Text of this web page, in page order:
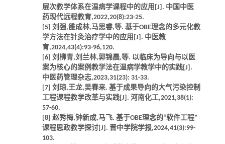
层次教学体系在温病学课程中的应用[J]. 中国中医
药现代远程教育,2022,20(8):23-25.
[5] 刘强,雒成林,马思睿,等. 基于OBE理念的多元化教
学方法在针灸治疗学中的应用[J]. 中医教
育,2024,43(4):93-96,120.
[6] 刘柳青,刘兰林,郭锦晨,等. 以临床为导向与以医
案为核心的案例教学法在温病学教学中的实践[J].
中医药管理杂志,2023,31(23): 31-33.
[7] 刘琼,王龙,吴春来. 基于成果导向的大气污染控制
工程课程教学改革与实践[J]. 河南化工,2021,38(1):
57-60.
[8] 赵秀梅,钟新成,马飞. 基于OBE理念的“软件工程”
课程思政教学探讨[J]. 晋中学院学报,2024,41(3):99-
103.